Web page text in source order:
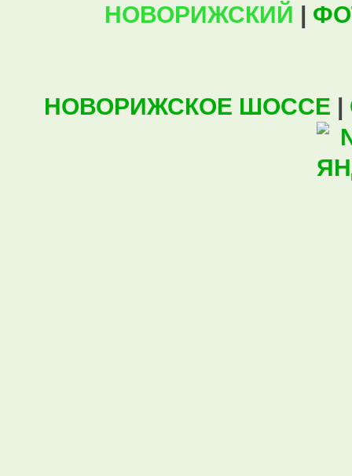
НОВОРИЖСКИЙ |
НОВОРИЖСКОЕ ШОССЕ |